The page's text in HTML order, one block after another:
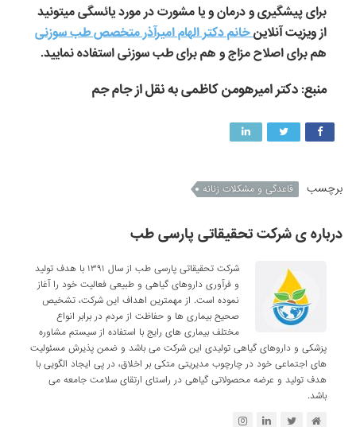
برای پیشگیری و درمان و یا مشورت در مورد یائسگی میتونید
از ویزیت آنلاینخانم دکتر الهام امیرآذر متخصص طب سوزنی
هم برای اصلاح مزاج و هم برای طب سوزنی استفاده نمایید.
منبع: دکتر امیرهومن کاظمی به نقل از جام جم
برچسب قاعدگی و مشکلات زنانه
درباره ی شرکت تحقیقاتی پارسی طب
شرکت تحقیقاتی پارسی طب از سال ۱۳۹۱ با هدف تولید
و فرآوری داروهای گیاهی و طبیعی فعالیت خود را آغاز
نموده است. از مهمترین اهداف این شرکت، تشخیص
صحیح بیماری ها و حفاظت از مردم در برابر انواع
مختلف بیماری های رایج با استفاده از سیستم مشاوره
پزشکی و داروهای گیاهی تولیدی این شرکت می باشد و ضمن پذیرش مسئولیت
های اجتماعی خود در چارچوب مدیریتی متکی بر اخلاق، در پی ایجاد الگویی با
هدف تولید و عرضه محصولاتی گیاهی در راستای ارتقای سلامت جامعه می
باشد.